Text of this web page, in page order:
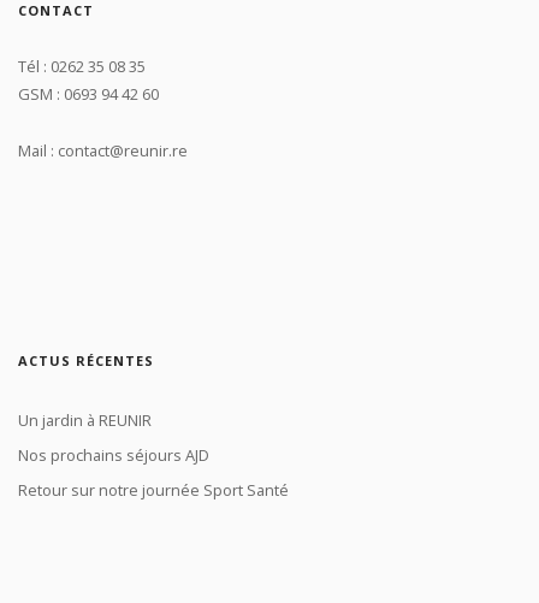
CONTACT
Tél : 0262 35 08 35
GSM : 0693 94 42 60
Mail : contact@reunir.re
ACTUS RÉCENTES
Un jardin à REUNIR
Nos prochains séjours AJD
Retour sur notre journée Sport Santé